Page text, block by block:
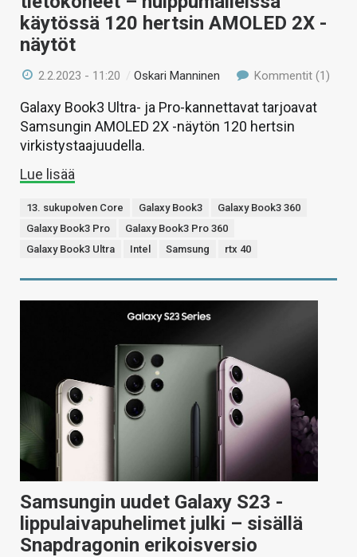
käytössä 120 hertsin AMOLED 2X -
näytöt
2.2.2023 - 11:20 /Oskari Manninen Kommentit (1)
Galaxy Book3 Ultra- ja Pro-kannettavat tarjoavat
Samsungin AMOLED 2X -näytön 120 hertsin
virkistystaajuudella.
Lue lisää
13. sukupolven Core Galaxy Book3
Galaxy Book3 360
Galaxy Book3 Pro
Galaxy Book3 Pro 360
Galaxy Book3 Ultra
Intel Samsung rtx 40
Samsungin uudet Galaxy S23 -
lippulaivapuhelimet julki – sisällä
Snapdragonin erikoisversio